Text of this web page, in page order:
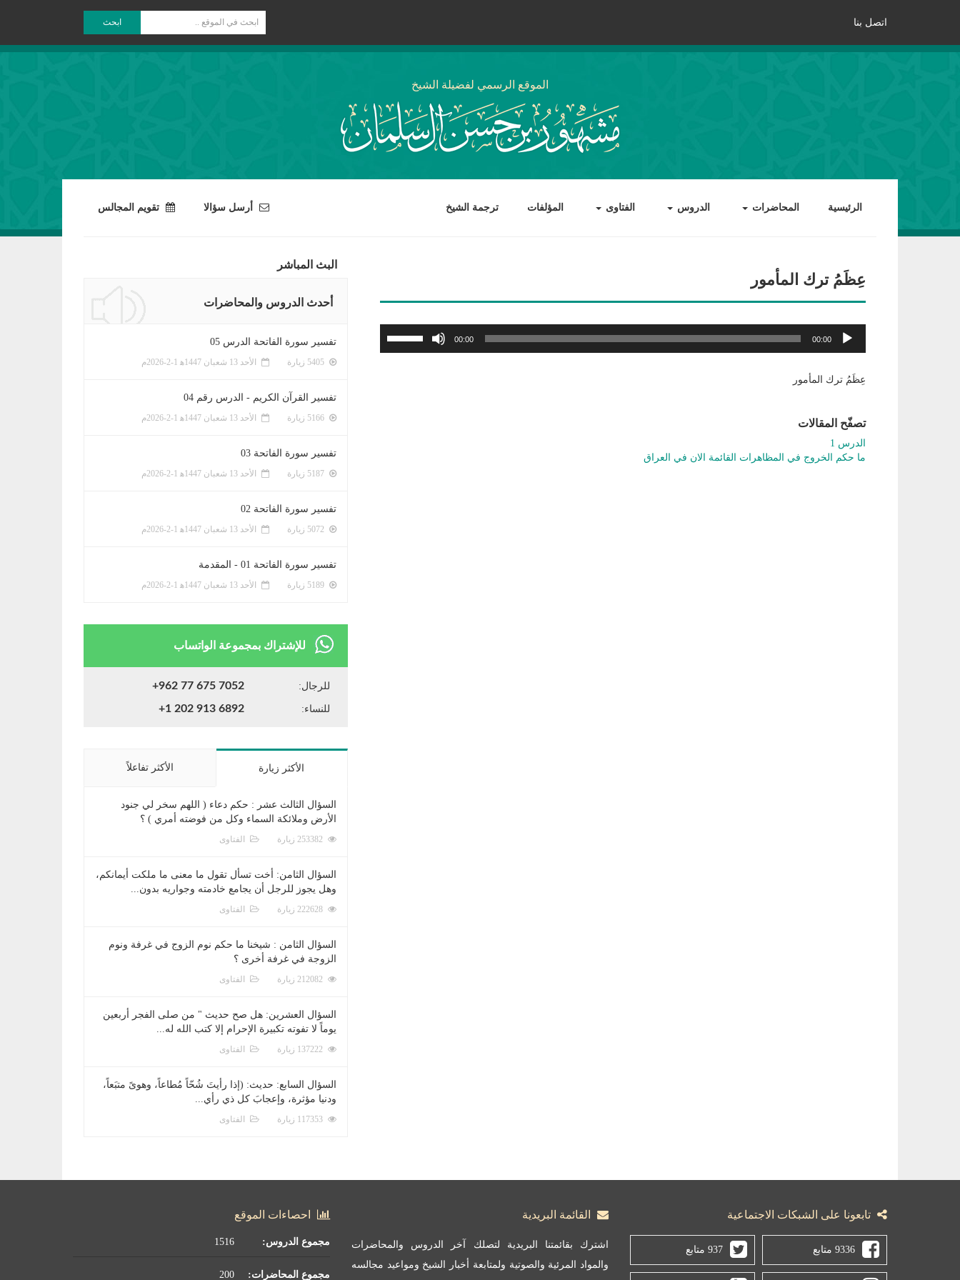
اتصل بنا ابحث
الموقع الرسمي لفضيلة الشيخ
الرئيسية المحاضرات الدروس الفتاوى المؤلفات ترجمة الشيخ أرسل سؤالا تقويم المجالس
عِظَمُ ترك المأمور
مشغل
الصوت
00:00
00:00
عِظَمُ ترك المأمور
تصفّح المقالات
الدرس 1
ما حكم الخروج في المظاهرات القائمة الان في العراق
البث المباشر
أحدث الدروس والمحاضرات
تفسير سورة الفاتحة الدرس 05
الأحد 13 شعبان 1447ﻫ 1-2-2026م
تفسير القرآن الكريم - الدرس رقم 04
الأحد 13 شعبان 1447ﻫ 1-2-2026م
تفسير سورة الفاتحة 03
الأحد 13 شعبان 1447ﻫ 1-2-2026م
تفسير سورة الفاتحة 02
الأحد 13 شعبان 1447ﻫ 1-2-2026م
تفسير سورة الفاتحة 01 - المقدمة
الأحد 13 شعبان 1447ﻫ 1-2-2026م
للإشتراك بمجموعة الواتساب
للرجال: +962 77 675 7052
للنساء: +1 202 913 6892
الأكثر زيارة الأكثر تفاعلاً
السؤال الثالث عشر : حكم دعاء ( اللهم سخر لي جنود
الأرض وملائكة السماء وكل من فوضته أمري ) ؟
الفتاوى
السؤال الثامن: أخت تسأل تقول ما معنى ما ملكت أيمانكم،
وهل يجوز للرجل أن يجامع خادمته وجواريه بدون...
الفتاوى
السؤال الثامن : شيخنا ما حكم نوم الزوج في غرفة ونوم
الزوجة في غرفة أخرى ؟
الفتاوى
السؤال العشرين: هل صح حديث " من صلى الفجر أربعين
يوماً لا تفوته تكبيرة الإحرام إلا كتب الله له...
الفتاوى
السؤال السابع: حديث: (إذا رأيتَ شُحّاً مُطاعاً، وهوىً متبَعاً،
ودنيا مؤثرة، وإعجابَ كل ذي رأي...
الفتاوى
تابعونا على الشبكات الاجتماعية
9336 متابع 937 متابع
القائمة البريدية
اشترك بقائمتنا البريدية لتصلك آخر الدروس والمحاضرات
والمواد المرئية والصوتية ولمتابعة أخبار الشيخ ومواعيد مجالسه
احصاءات الموقع
مجموع الدروس:
مجموع المحاضرات: